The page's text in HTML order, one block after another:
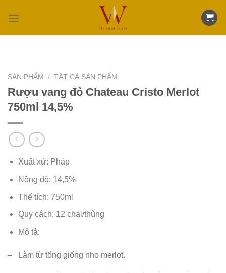
SẢN PHẨM / TẤT CẢ SẢN PHẨM
Rượu vang đỏ Chateau Cristo Merlot
750ml 14,5%
Xuất xứ: Pháp
Nồng độ: 14,5%
Thể tích: 750ml
Quy cách: 12 chai/thùng
Mô tả:
– Làm từ tổng giống nho merlot.